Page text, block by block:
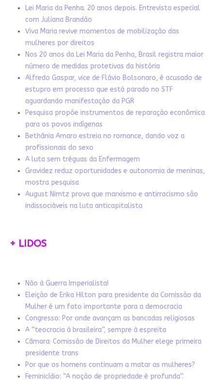
Lei Maria da Penha. 20 anos depois. Entrevista especial
com Juliana Brandão
Viva Maria revive momentos de mobilização das
mulheres por direitos
Nos 20 anos da Lei Maria da Penha, Brasil registra maior
número de medidas protetivas da história
Alfredo Gaspar, vice de Flávio Bolsonaro, é acusado de
estupro em processo que está parado no STF
aguardando manifestação da PGR
Pesquisa propõe instrumentos de reparação econômica
para os povos indígenas
Bethânia Amaro estreia no romance, dando voz a
profissionais do sexo
A luta sem tréguas da Enfermagem
Gravidez reduz oportunidades e autonomia de meninas,
mostra pesquisa
August Nimtz prova que marxismo e antirracismo são
indissociáveis na luta anticapitalista
+ LIDOS
Não à Guerra Imperialista!
Eleição de Erika Hilton para presidente da Comissão da
Mulher é um fato importante para a democracia
Congresso: Por onde avançam as bancadas religiosas
A “teocracia à brasileira”, sempre à espreita
Câmara: Comissão de Direitos da Mulher elege primeira
presidente trans
Por que os homens continuam a matar as mulheres?
Feminicídio: “A noção de propriedade é profunda”.